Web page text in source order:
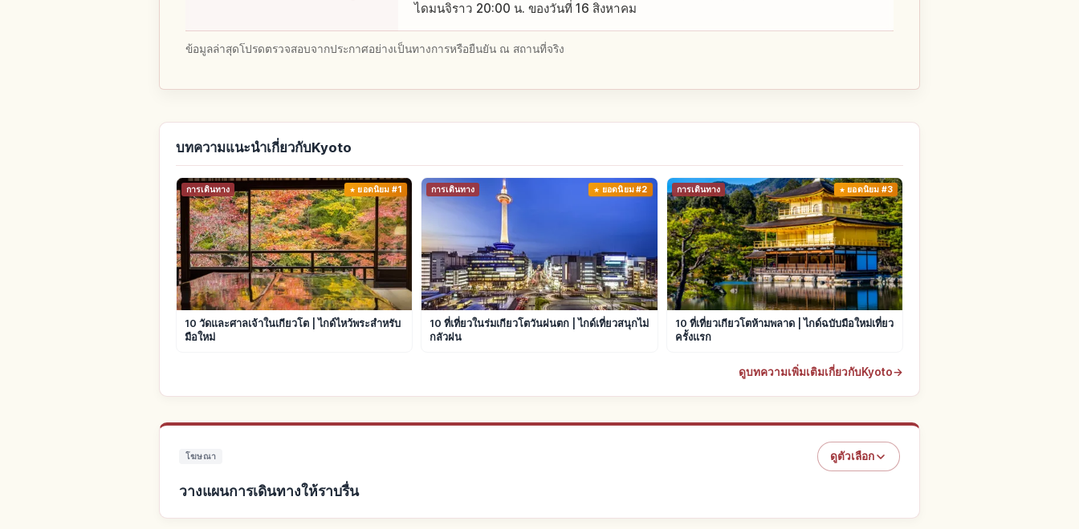
ไดมนจิราว 20:00 น. ของวันที่ 16 สิงหาคม
ข้อมูลล่าสุดโปรดตรวจสอบจากประกาศอย่างเป็นทางการหรือยืนยัน ณ สถานที่จริง
บทความแนะนำเกี่ยวกับKyoto
การเดินทาง ยอดนิยม #1
10 วัดและศาลเจ้าในเกียวโต | ไกด์ไหว้พระสำหรับ
มือใหม่
การเดินทาง ยอดนิยม #2
10 ที่เที่ยวในร่มเกียวโตวันฝนตก | ไกด์เที่ยวสนุกไม่
กลัวฝน
การเดินทาง ยอดนิยม #3
10 ที่เที่ยวเกียวโตห้ามพลาด | ไกด์ฉบับมือใหม่เที่ยว
ครั้งแรก
ดูบทความเพิ่มเติมเกี่ยวกับKyoto→
โฆษณา ดูตัวเลือก
วางแผนการเดินทางให้ราบรื่น